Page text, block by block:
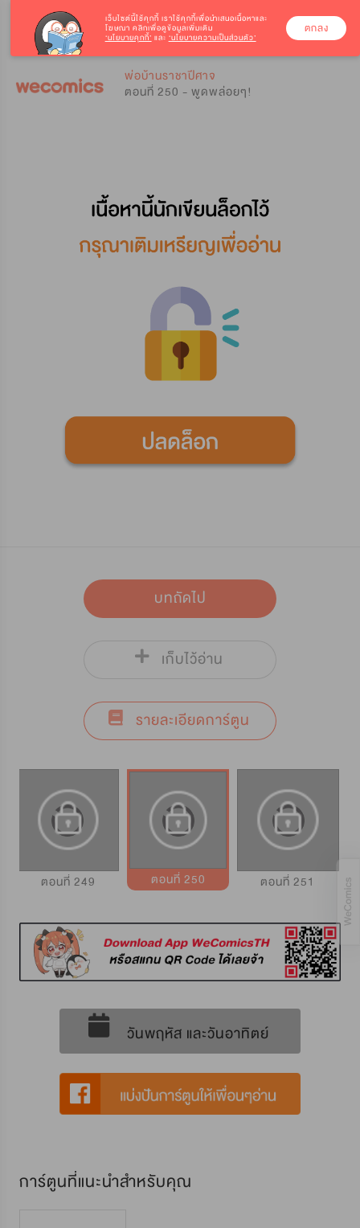
พ่อบ้านราชาปีศาจ
ตอนที่ 250 - พูดพล่อยๆ!
บทถัดไป
เก็บไว้อ่าน
รายละเอียดการ์ตูน
ตอนที่ 249 ตอนที่ 250 ตอนที่ 251
วันพฤหัส และวันอาทิตย์
การ์ตูนที่แนะนำสำหรับคุณ
เว็บไซต์นี้ใช้คุกกี้ เราใช้คุกกี้เพื่อนำเสนอเนื้อหาและ
โฆษณา คลิกเพื่อดูข้อมูลเพิ่มเติม
‘นโยบายคุกกี้’ และ ‘นโยบายความเป็นส่วนตัว’
ตกลง